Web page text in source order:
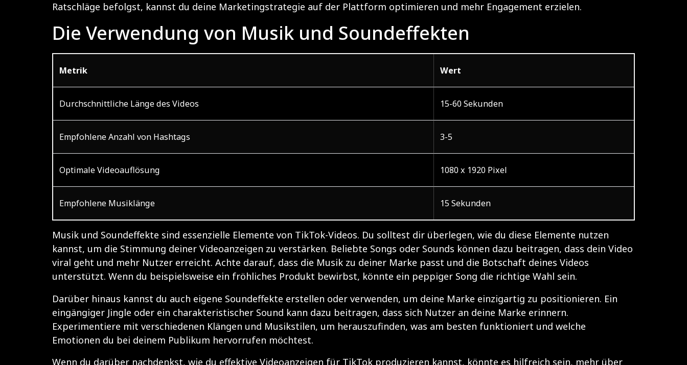
Ratschläge befolgst, kannst du deine Marketingstrategie auf der Plattform optimieren und mehr Engagement erzielen.
Die Verwendung von Musik und Soundeffekten
Metrik Wert
Durchschnittliche Länge des Videos 15-60 Sekunden
Empfohlene Anzahl von Hashtags 3-5
Optimale Videoauflösung 1080 x 1920 Pixel
Empfohlene Musiklänge 15 Sekunden
Musik und Soundeffekte sind essenzielle Elemente von TikTok-Videos. Du solltest dir überlegen, wie du diese Elemente nutzen
kannst, um die Stimmung deiner Videoanzeigen zu verstärken. Beliebte Songs oder Sounds können dazu beitragen, dass dein Video
viral geht und mehr Nutzer erreicht. Achte darauf, dass die Musik zu deiner Marke passt und die Botschaft deines Videos
unterstützt. Wenn du beispielsweise ein fröhliches Produkt bewirbst, könnte ein peppiger Song die richtige Wahl sein.
Darüber hinaus kannst du auch eigene Soundeffekte erstellen oder verwenden, um deine Marke einzigartig zu positionieren. Ein
eingängiger Jingle oder ein charakteristischer Sound kann dazu beitragen, dass sich Nutzer an deine Marke erinnern.
Experimentiere mit verschiedenen Klängen und Musikstilen, um herauszufinden, was am besten funktioniert und welche
Emotionen du bei deinem Publikum hervorrufen möchtest.
Wenn du darüber nachdenkst, wie du effektive Videoanzeigen für TikTok produzieren kannst, könnte es hilfreich sein, mehr über